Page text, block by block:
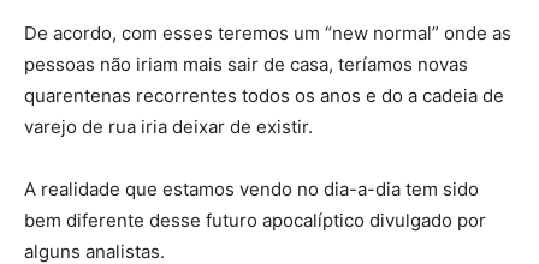
De acordo, com esses teremos um “new normal” onde as
pessoas não iriam mais sair de casa, teríamos novas
quarentenas recorrentes todos os anos e do a cadeia de
varejo de rua iria deixar de existir.
A realidade que estamos vendo no dia-a-dia tem sido
bem diferente desse futuro apocalíptico divulgado por
alguns analistas.